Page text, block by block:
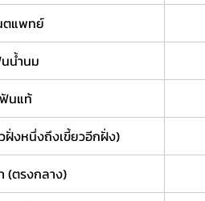
ตแพทย์
น้ำนม
ฟันแท้
ฝั่งหนึ่งถึงเขี้ยวอีกฝั่ง)
(ตรงกลาง)